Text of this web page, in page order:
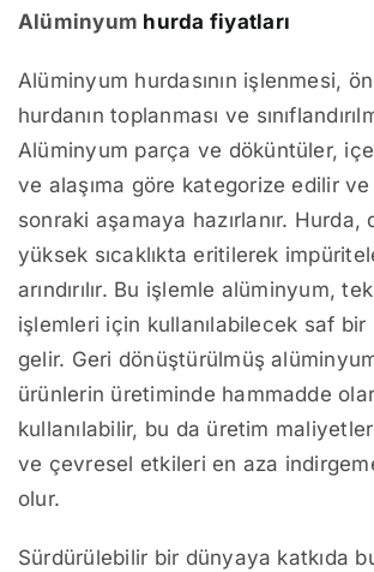
Alüminyum hurda fiyatları
Alüminyum hurdasının işlenmesi,
hurdanın toplanması ve
Alüminyum parça ve döküntüler,
ve alaşıma göre kategorize edilir
sonraki aşamaya hazırlanır. Hurda,
yüksek sıcaklıkta eritilerek
arındırılır. Bu işlemle alüminyum,
işlemleri için kullanılabilecek saf bir
gelir. Geri dönüştürülmüş
ürünlerin üretiminde hammadde
kullanılabilir, bu da üretim
ve çevresel etkileri en aza
olur.
Sürdürülebilir bir dünyaya katkıda